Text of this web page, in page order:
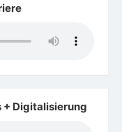
+ Digitalisierung